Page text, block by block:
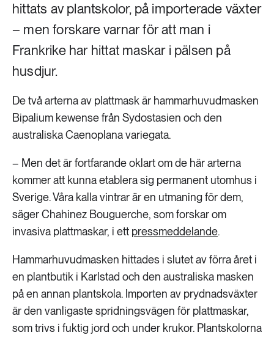
hittats av plantskolor, på importerade växter
– men forskare varnar för att man i
Frankrike har hittat maskar i pälsen på
husdjur.
De två arterna av plattmask är hammarhuvudmasken
Bipalium kewense från Sydostasien och den
australiska Caenoplana variegata.
– Men det är fortfarande oklart om de här arterna
kommer att kunna etablera sig permanent utomhus i
Sverige. Våra kalla vintrar är en utmaning för dem,
säger Chahinez Bouguerche, som forskar om
invasiva plattmaskar, i ett pressmeddelande.
Hammarhuvudmasken hittades i slutet av förra året i
en plantbutik i Karlstad och den australiska masken
på en annan plantskola. Importen av prydnadsväxter
är den vanligaste spridningsvägen för plattmaskar,
som trivs i fuktig jord och under krukor. Plantskolorna